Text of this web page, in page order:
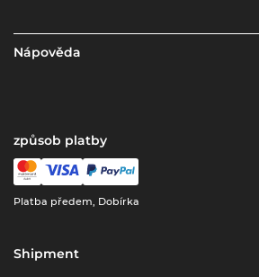
Nápověda
způsob platby
Platba předem, Dobírka
Shipment